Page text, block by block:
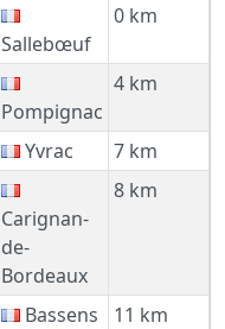
Sallebœuf
0 km
Pompignac
4 km
Yvrac
7 km
Carignan-
de-
Bordeaux
8 km
Bassens
11 km